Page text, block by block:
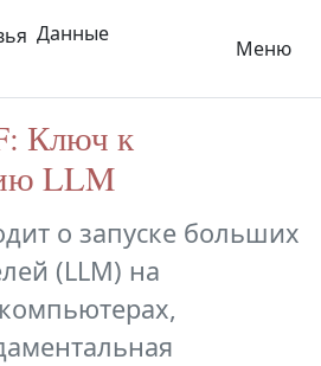
Данные
Меню
Ключ к
LLM
о запуске больших
(LLM) на